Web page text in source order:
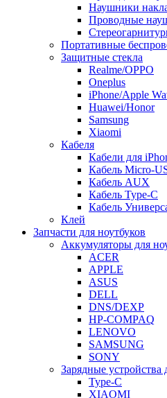
Наушники
Проводные
Портативные
Защитные стекла
Realme/OPPO
Oneplus
iPhone/Apple
Huawei/Honor
Samsung
Xiaomi
Кабеля
Кабели для
Кабель Micro-
Кабель AUX
Кабель Type-C
Кабель
Клей
Запчасти для ноутбуков
Аккумуляторы для
ACER
APPLE
ASUS
DELL
DNS/DEXP
HP-COMPAQ
LENOVO
SAMSUNG
SONY
Зарядные устройства
Type-C
XIAOMI